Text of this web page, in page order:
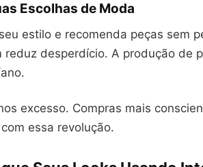
Escolhas de Moda
estilo e recomenda peças sem
reduz desperdício. A produção de
excesso. Compras mais
essa revolução.